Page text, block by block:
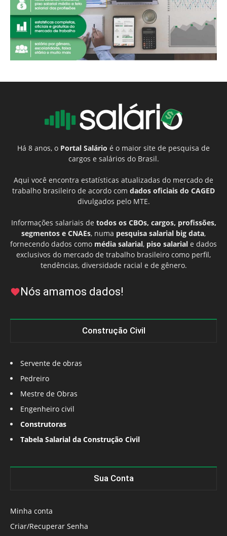
Há 8 anos, o Portal Salário é o maior site de pesquisa de
cargos e salários do Brasil.
Aqui você encontra estatísticas atualizadas do mercado de
trabalho brasileiro de acordo com dados oficiais do CAGED
divulgados pelo MTE.
Informações salariais de todos os CBOs, cargos, profissões,
segmentos e CNAEs, numa pesquisa salarial big data,
fornecendo dados como média salarial, piso salarial e dados
exclusivos do mercado de trabalho brasileiro como perfil,
tendências, diversidade racial e de gênero.
Nós amamos dados!
Construção Civil
Servente de obras
Pedreiro
Mestre de Obras
Engenheiro civil
Construtoras
Tabela Salarial da Construção Civil
Sua Conta
Minha conta
Criar/Recuperar Senha